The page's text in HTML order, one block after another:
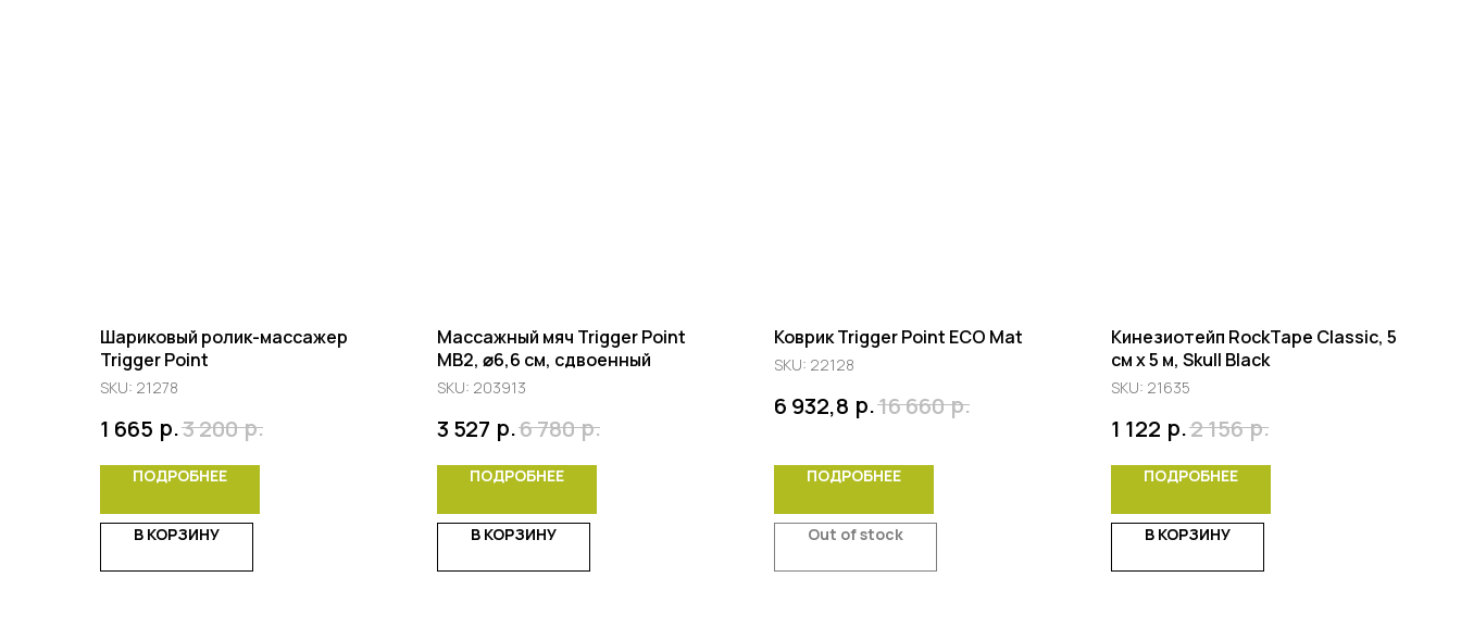
Шариковый ролик-массажер
Trigger Point
SKU: 21278
1 665 р.3 200 р.
ПОДРОБНЕЕ
В КОРЗИНУ
Массажный мяч Trigger Point
MB2, ⌀6,6 см, сдвоенный
SKU: 203913
3 527 р.6 780 р.
ПОДРОБНЕЕ
В КОРЗИНУ
Коврик Trigger Point ECO Mat
SKU: 22128
6 932,8 р.16 660 р.
ПОДРОБНЕЕ
Out of stock
Кинезиотейп RockTape Classic, 5
см х 5 м, Skull Black
SKU: 21635
1 122 р.2 156 р.
ПОДРОБНЕЕ
В КОРЗИНУ